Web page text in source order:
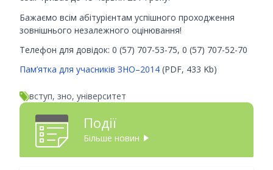
Бажаємо всім абітурієнтам успішного проходження
зовнішнього незалежного оцінювання!
Телефон для довідок: 0 (57) 707-53-75, 0 (57) 707-52-70
Пам’ятка для учасників ЗНО–2014 (PDF, 433 Kb)
вступ, зно, університет
Події
Більше новин